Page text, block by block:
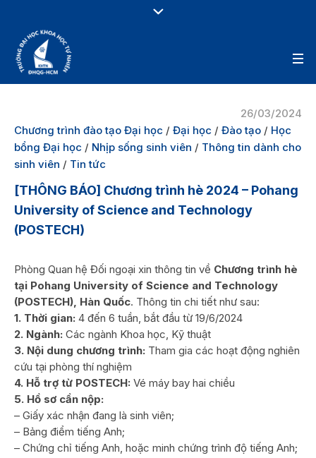
26/03/2024
Chương trình đào tạo Đại học / Đại học / Đào tạo / Học
bổng Đại học / Nhịp sống sinh viên / Thông tin dành cho
sinh viên / Tin tức
[THÔNG BÁO] Chương trình hè 2024 – Pohang
University of Science and Technology
(POSTECH)
Phòng Quan hệ Đối ngoại xin thông tin về Chương trình hè
tại Pohang University of Science and Technology
(POSTECH), Hàn Quốc. Thông tin chi tiết như sau:
1. Thời gian: 4 đến 6 tuần, bắt đầu từ 19/6/2024
2. Ngành: Các ngành Khoa học, Kỹ thuật
3. Nội dung chương trình: Tham gia các hoạt động nghiên
cứu tại phòng thí nghiệm
4. Hỗ trợ từ POSTECH: Vé máy bay hai chiều
5. Hồ sơ cần nộp:
– Giấy xác nhận đang là sinh viên;
– Bảng điểm tiếng Anh;
– Chứng chỉ tiếng Anh, hoặc minh chứng trình độ tiếng Anh;